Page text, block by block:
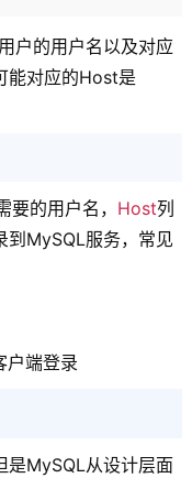
户的用户名以及对应
能对应的Host是
要的用户名， Host列
到MySQL服务，常见
户端登录
是MySQL从设计层面